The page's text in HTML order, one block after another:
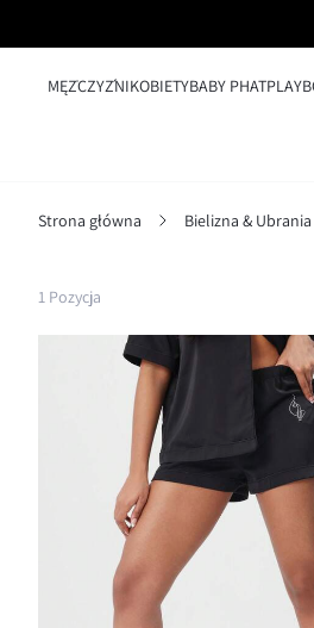
MĘŻCZYŹNIKOBIETYBABY PHAT
Strona główna Bielizna &
Filtruj
1 Pozycja